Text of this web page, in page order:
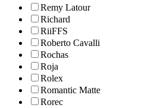
Remy Latour
Richard
RiiFFS
Roberto Cavalli
Rochas
Roja
Rolex
Romantic Matte
Rorec